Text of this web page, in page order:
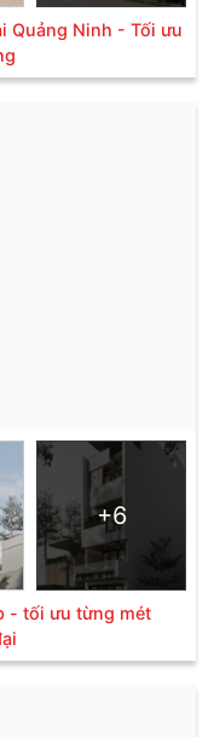
Quảng Ninh - Tối ưu
+6
- tối ưu từng mét